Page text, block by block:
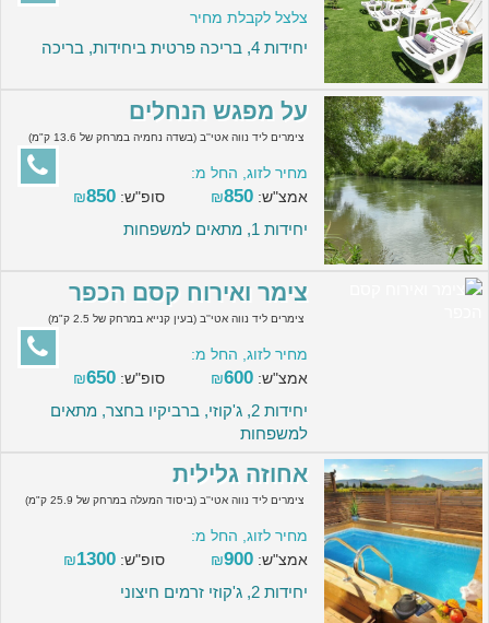
צלצל לקבלת מחיר
יחידות 4, בריכה פרטית ביחידות, בריכה
על מפגש הנחלים
צימרים ליד נווה אטי''ב (בשדה נחמיה במרחק של 13.6 ק"מ)
מחיר לזוג, החל מ:
אמצ"ש:
₪850 סופ"ש: ₪850
יחידות 1, מתאים למשפחות
צימר ואירוח קסם הכפר
צימרים ליד נווה אטי''ב (בעין קנייא במרחק של 2.5 ק"מ)
מחיר לזוג, החל מ:
אמצ"ש:
₪600 סופ"ש: ₪650
יחידות 2, ג'קוזי, ברביקיו בחצר, מתאים
למשפחות
אחוזה גלילית
צימרים ליד נווה אטי''ב (ביסוד המעלה במרחק של 25.9 ק"מ)
מחיר לזוג, החל מ:
אמצ"ש:
₪900 סופ"ש: ₪1300
יחידות 2, ג'קוזי זרמים חיצוני